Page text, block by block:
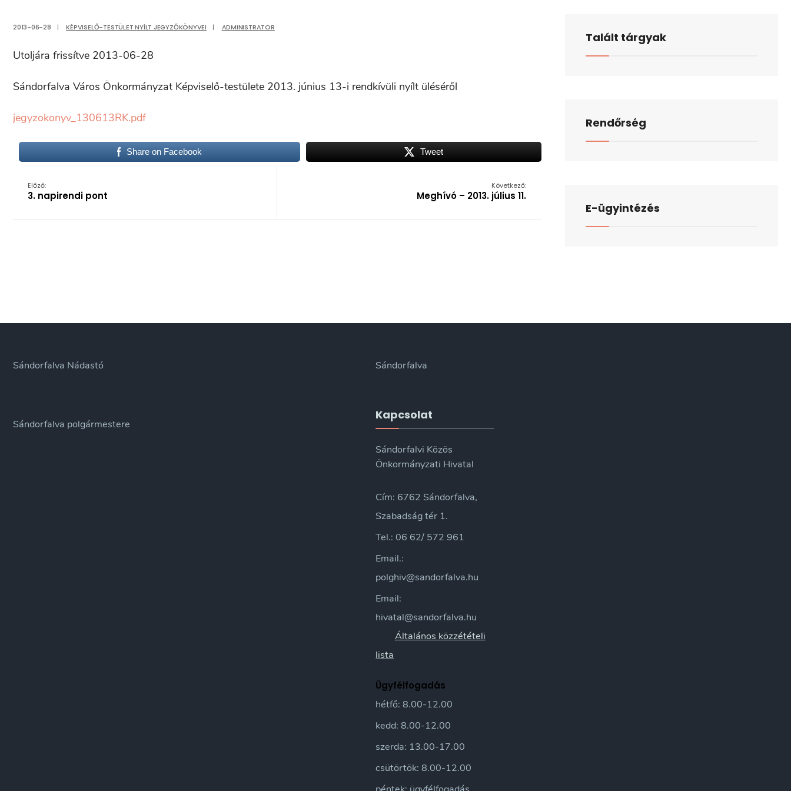
2013-06-28 | KÉPVISELŐ-TESTÜLET NYÍLT JEGYZŐKÖNYVEI | ADMINISTRATOR
Utoljára frissítve 2013-06-28
Sándorfalva Város Önkormányzat Képviselő-testülete 2013. június 13-i rendkívüli nyílt üléséről
jegyzokonyv_130613RK.pdf
Share on Facebook Tweet
Előző:
3. napirendi pont
Következő:
Meghívó – 2013. július 11.
Talált tárgyak
Rendőrség
E-ügyintézés
Sándorfalva Nádastó
Sándorfalva polgármestere
Sándorfalva
Kapcsolat
Sándorfalvi Közös
Önkormányzati Hivatal
Cím: 6762 Sándorfalva,
Szabadság tér 1.
Tel.: 06 62/ 572 961
Email.:
polghiv@sandorfalva.hu
Email:
hivatal@sandorfalva.hu
Általános közzétételi
lista
Ügyfélfogadás
hétfő: 8.00-12.00
kedd: 8.00-12.00
szerda: 13.00-17.00
csütörtök: 8.00-12.00